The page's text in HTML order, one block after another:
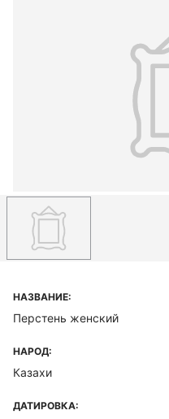
НАЗВАНИЕ:
Перстень женский
НАРОД:
Казахи
ДАТИРОВКА: